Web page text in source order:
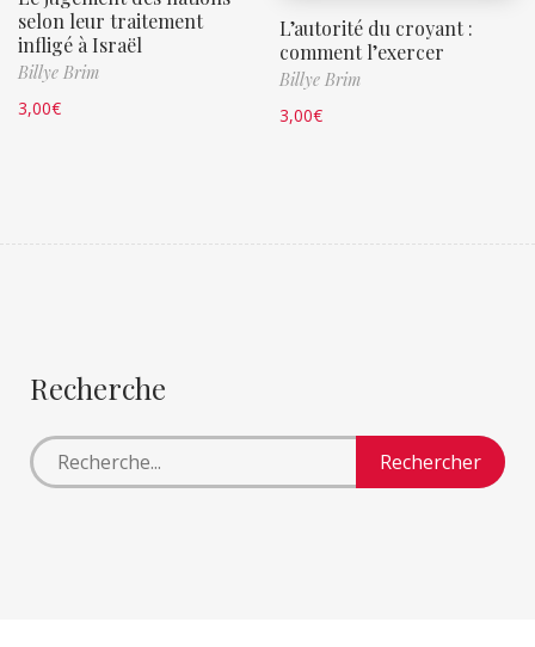
selon leur traitement
infligé à Israël
Billye Brim
3,00€
L’autorité du croyant :
comment l’exercer
Billye Brim
3,00€
Recherche